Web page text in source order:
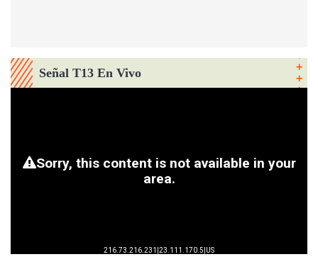
Señal T13 En Vivo